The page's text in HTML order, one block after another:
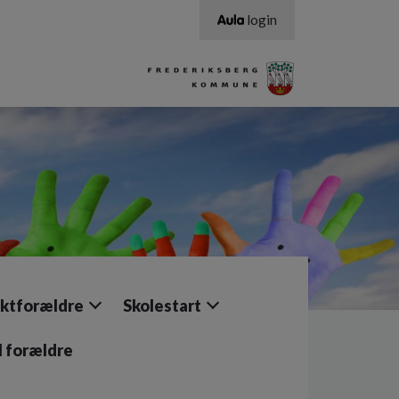
login
Skolestart
forældre